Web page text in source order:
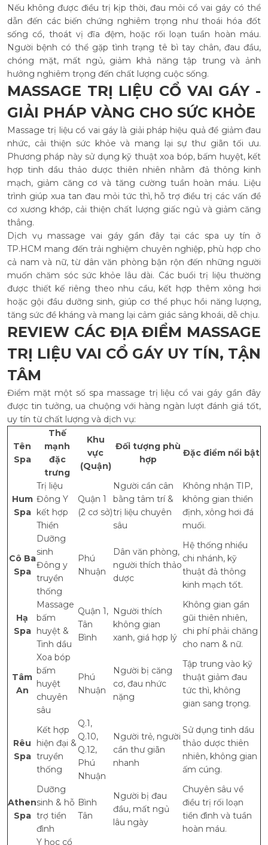
Nếu không được điều trị kịp thời, đau mỏi cổ vai gáy có thể
dẫn đến các biến chứng nghiêm trọng như thoái hóa đốt
sống cổ, thoát vị đĩa đệm, hoặc rối loạn tuần hoàn máu.
Người bệnh có thể gặp tình trạng tê bì tay chân, đau đầu,
chóng mặt, mất ngủ, giảm khả năng tập trung và ảnh
hưởng nghiêm trọng đến chất lượng cuộc sống.
MASSAGE TRỊ LIỆU CỔ VAI GÁY -
GIẢI PHÁP VÀNG CHO SỨC KHỎE
Massage trị liệu cổ vai gáy là giải pháp hiệu quả để giảm đau
nhức, cải thiện sức khỏe và mang lại sự thư giãn tối ưu.
Phương pháp này sử dụng kỹ thuật xoa bóp, bấm huyệt, kết
hợp tinh dầu thảo dược thiên nhiên nhằm đả thông kinh
mạch, giảm căng cơ và tăng cường tuần hoàn máu. Liệu
trình giúp xua tan đau mỏi tức thì, hỗ trợ điều trị các vấn đề
cơ xương khớp, cải thiện chất lượng giấc ngủ và giảm căng
thẳng.
Dịch vụ massage vai gáy gần đây tại các spa uy tín ở
TP.HCM mang đến trải nghiệm chuyên nghiệp, phù hợp cho
cả nam và nữ, từ dân văn phòng bận rộn đến những người
muốn chăm sóc sức khỏe lâu dài. Các buổi trị liệu thường
được thiết kế riêng theo nhu cầu, kết hợp thêm xông hơi
hoặc gội đầu dưỡng sinh, giúp cơ thể phục hồi năng lượng,
tăng sức đề kháng và mang lại cảm giác sảng khoái, dễ chịu.
REVIEW CÁC ĐỊA ĐIỂM MASSAGE
TRỊ LIỆU VAI CỔ GÁY UY TÍN, TẬN
TÂM
Điểm mặt một số spa massage trị liệu cổ vai gáy gần đây
được tin tưởng, ua chuộng với hàng ngàn lượt đánh giá tốt,
uy tín từ chất lượng và dịch vụ:
Tên
Spa
Thế
mạnh
đặc
trưng
Khu
vực
(Quận)
Đối tượng phù
hợp
Đặc điểm nổi bật
Hum
Spa
Trị liệu
Đông Y
kết hợp
Thiền
Quận 1
(2 cơ sở)
Người cần cân
bằng tâm trí &
trị liệu chuyên
sâu
Không nhận TIP,
không gian thiền
định, xông hơi đá
muối.
Cô Ba
Spa
Dưỡng
sinh
Đông y
truyền
thống
Phú
Nhuận
Dân văn phòng,
người thích thảo
dược
Hệ thống nhiều
chi nhánh, kỹ
thuật đả thông
kinh mạch tốt.
Hạ
Spa
Massage
bấm
huyệt &
Tinh dầu
Quận 1,
Tân
Bình
Người thích
không gian
xanh, giá hợp lý
Không gian gần
gũi thiên nhiên,
chi phí phải chăng
cho nam & nữ.
Tâm
An
Xoa bóp
bấm
huyệt
chuyên
sâu
Phú
Nhuận
Người bị căng
cơ, đau nhức
nặng
Tập trung vào kỹ
thuật giảm đau
tức thì, không
gian sang trọng.
Rêu
Spa
Kết hợp
hiện đại &
truyền
thống
Q.1,
Q.10,
Q.12,
Phú
Nhuận
Người trẻ, người
cần thư giãn
nhanh
Sử dụng tinh dầu
thảo dược thiên
nhiên, không gian
ấm cúng.
Athen
Spa
Dưỡng
sinh & hỗ
trợ tiền
đình
Bình
Tân
Người bị đau
đầu, mất ngủ
lâu ngày
Chuyên sâu về
điều trị rối loạn
tiền đình và tuần
hoàn máu.
Y học cổ